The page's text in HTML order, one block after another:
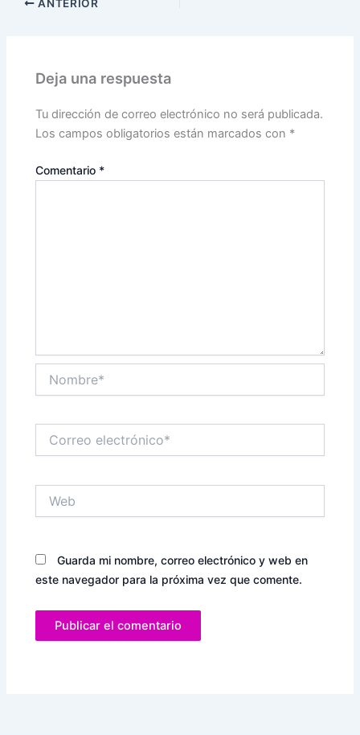
ANTERIOR
Deja una respuesta
Tu dirección de correo electrónico no será publicada.
Los campos obligatorios están marcados con *
Comentario *
electrónico*
Guarda mi nombre, correo electrónico y web en
este navegador para la próxima vez que comente.